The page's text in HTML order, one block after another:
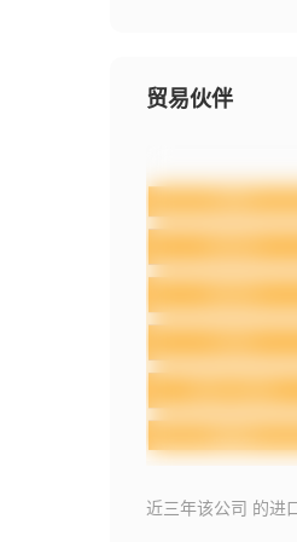
贸易伙伴
近三年该公司 的进